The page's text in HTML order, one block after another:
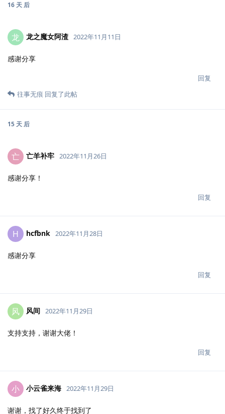
16 天 后
龙 龙之魔女阿渣 2022年11月11日
感谢分享
回复
往事无痕 回复了此帖
15 天 后
亡 亡羊补牢 2022年11月26日
感谢分享！
回复
H hcfbnk 2022年11月28日
感谢分享
回复
风 风间 2022年11月29日
支持支持，谢谢大佬！
回复
小 小云雀来海 2022年11月29日
谢谢，找了好久终于找到了